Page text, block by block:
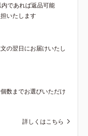
であれば返品可能
いたします
の翌日にお届けいたし
数までお選びいただけ
詳しくはこちら